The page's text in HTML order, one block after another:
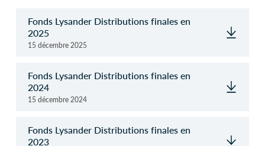
Fonds Lysander Distributions finales en
2025
15 décembre 2025
Fonds Lysander Distributions finales en
2024
15 décembre 2024
Fonds Lysander Distributions finales en
2023